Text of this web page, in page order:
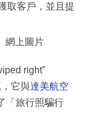
取客戶，並且提
網上圖片
right”
它與達美航空
「旅行照騙行